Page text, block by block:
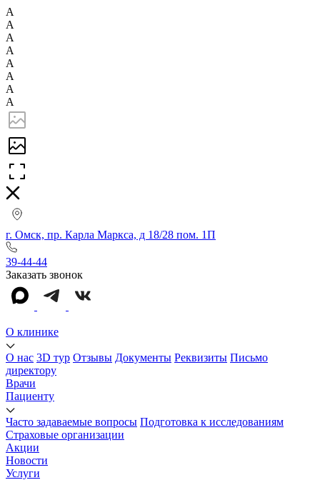
А
А
А
А
А
А
А
А
г. Омск, пр. Карла Маркса, д 18/28 пом. 1П
39-44-44
Заказать звонок
О клинике
О нас 3D тур Отзывы Документы Реквизиты Письмо
директору
Врачи
Пациенту
Часто задаваемые вопросы Подготовка к исследованиям
Страховые организации
Акции
Новости
Услуги